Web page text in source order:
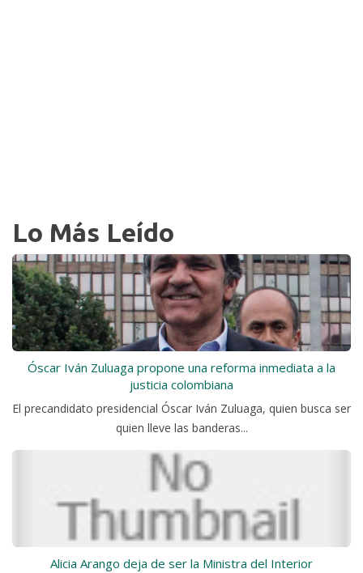
Lo Más Leído
Óscar Iván Zuluaga propone una reforma inmediata a la
justicia colombiana
El precandidato presidencial Óscar Iván Zuluaga, quien busca ser
quien lleve las banderas...
Alicia Arango deja de ser la Ministra del Interior